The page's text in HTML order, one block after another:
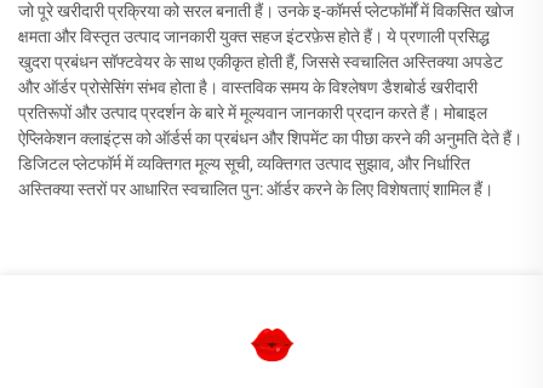
जो पूरे खरीदारी प्रक्रिया को सरल बनाती हैं। उनके इ-कॉमर्स प्लेटफॉर्मों में विकसित खोज
क्षमता और विस्तृत उत्पाद जानकारी युक्त सहज इंटरफ़ेस होते हैं। ये प्रणाली प्रसिद्ध
खुदरा प्रबंधन सॉफ्टवेयर के साथ एकीकृत होती हैं, जिससे स्वचालित अस्तिक्या अपडेट
और ऑर्डर प्रोसेसिंग संभव होता है। वास्तविक समय के विश्लेषण डैशबोर्ड खरीदारी
प्रतिरूपों और उत्पाद प्रदर्शन के बारे में मूल्यवान जानकारी प्रदान करते हैं। मोबाइल
ऐप्लिकेशन क्लाइंट्स को ऑर्डर्स का प्रबंधन और शिपमेंट का पीछा करने की अनुमति देते हैं।
डिजिटल प्लेटफॉर्म में व्यक्तिगत मूल्य सूची, व्यक्तिगत उत्पाद सुझाव, और निर्धारित
अस्तिक्या स्तरों पर आधारित स्वचालित पुन: ऑर्डर करने के लिए विशेषताएं शामिल हैं।